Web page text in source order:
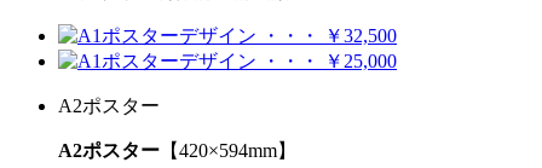
A2ポスター
A2ポスター 【420×594mm】